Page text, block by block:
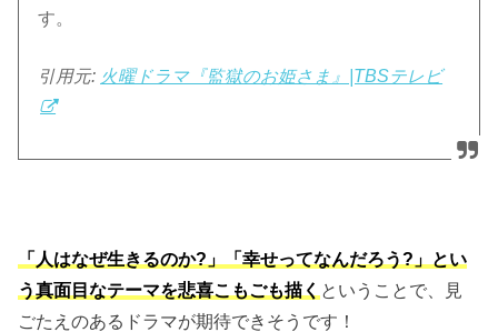
す。
引用元: 火曜ドラマ『監獄のお姫さま』|TBSテレビ
「人はなぜ生きるのか?」「幸せってなんだろう?」とい
う真面目なテーマを悲喜こもごも描く ということで、見
ごたえのあるドラマが期待できそうです！